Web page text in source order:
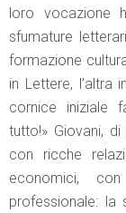
loro vocazione
sfumature
formazione
in Lettere, l’altra
cornice iniziale
tutto!» Giovani,
con ricche
economici,
professionale: